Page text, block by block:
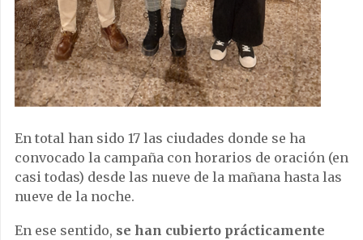
En total han sido 17 las ciudades donde se ha
convocado la campaña con horarios de oración (en
casi todas) desde las nueve de la mañana hasta las
nueve de la noche.
En ese sentido, se han cubierto prácticamente